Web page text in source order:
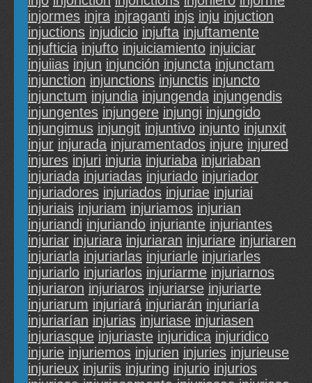
injormes injra injraganti injs inju injuction
injuctions injudicio injufta injuftamente
injufticia injufto injuiciamiento injuiciar
injuiias injun injunción injuncta injunctam
injunction injunctions injunctis injuncto
injunctum injundia injungenda injungendis
injungentes injungere injungi injungido
injungimus injungit injuntivo injunto injunxit
injur injurada injuramentados injure injured
injures injuri injuria injuriaba injuriaban
injuriada injuriadas injuriado injuriador
injuriadores injuriados injuriae injuriai
injuriais injuriam injuriamos injurian
injuriandi injuriando injuriante injuriantes
injuriar injuriara injuriaran injuriare injuriaren
injuriarla injuriarlas injuriarle injuriarles
injuriarlo injuriarlos injuriarme injuriarnos
injuriaron injuriaros injuriarse injuriarte
injuriarum injuriará injuriarán injuriaría
injuriarían injurias injuriase injuriasen
injuriasque injuriaste injuridica injuridico
injurie injuriemos injurien injuries injurieuse
injurieux injuriis injuring injurio injurios